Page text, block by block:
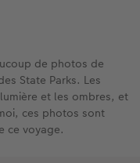
de photos de
State Parks. Les
et les ombres, et
ces photos sont
ce voyage.